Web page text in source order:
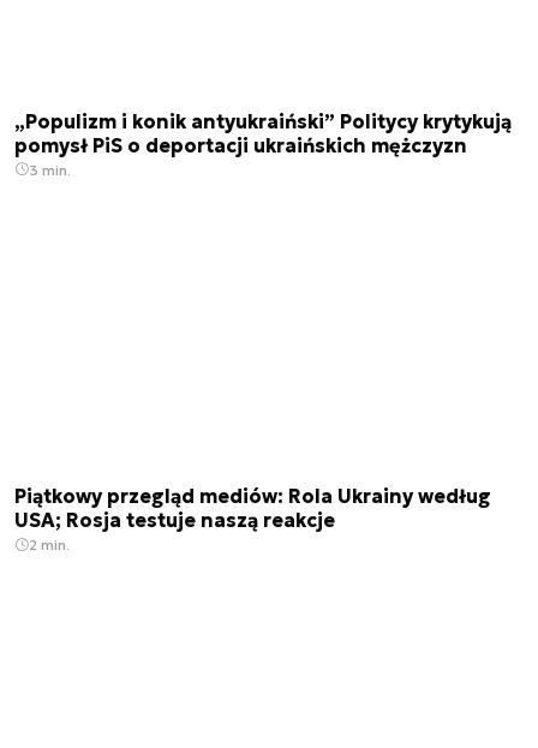
„Populizm i konik antyukraiński” Politycy krytykują
pomysł PiS o deportacji ukraińskich mężczyzn
3 min.
Piątkowy przegląd mediów: Rola Ukrainy według
USA; Rosja testuje naszą reakcje
2 min.